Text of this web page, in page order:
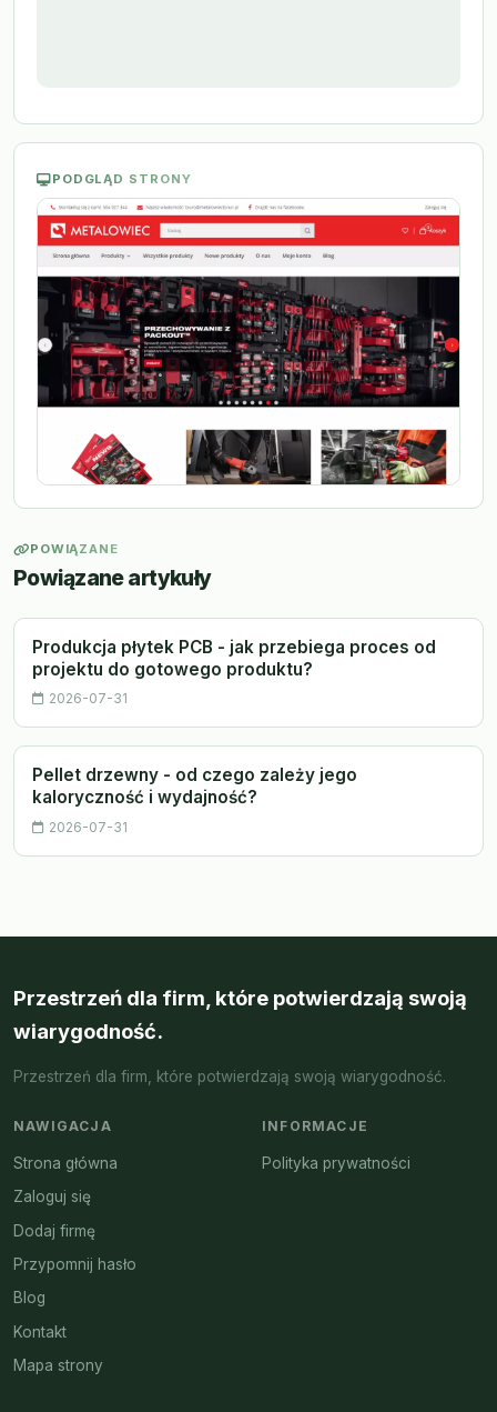
PODGLĄD STRONY
POWIĄZANE
Powiązane artykuły
Produkcja płytek PCB - jak przebiega proces od
projektu do gotowego produktu?
2026-07-31
Pellet drzewny - od czego zależy jego
kaloryczność i wydajność?
2026-07-31
Przestrzeń dla firm, które potwierdzają swoją
wiarygodność.
Przestrzeń dla firm, które potwierdzają swoją wiarygodność.
NAWIGACJA
Strona główna
Zaloguj się
Dodaj firmę
Przypomnij hasło
Blog
Kontakt
Mapa strony
INFORMACJE
Polityka prywatności